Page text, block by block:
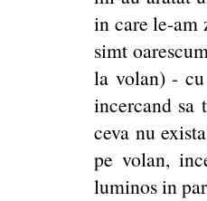
in care le-am
simt
la volan) -
incercand sa
ceva nu
pe volan,
luminos in